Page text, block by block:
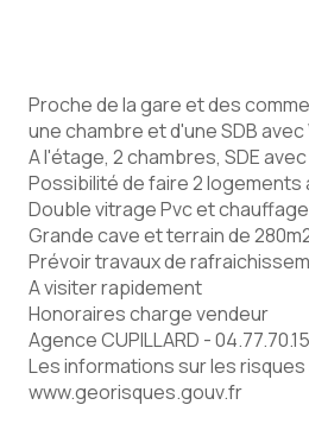
Proche de la gare et des
une chambre et d'une SDB avec
A l'étage, 2 chambres, SDE avec
Possibilité de faire 2
Double vitrage Pvc et
Grande cave et terrain de
Prévoir travaux de
A visiter rapidement
Honoraires charge vendeur
Agence CUPILLARD -
Les informations sur les
www.georisques.gouv.fr